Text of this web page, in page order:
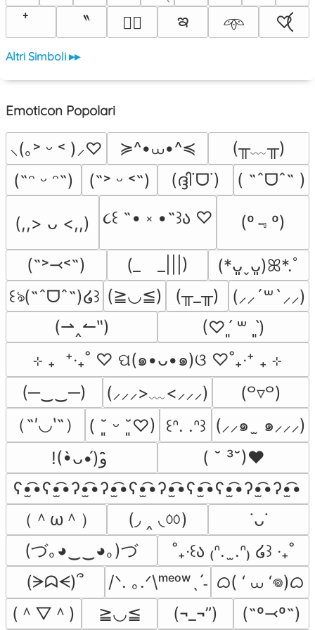
〝
♡⃕ ఇ 𖥸 ♡⃝
Altri Simboli ▸▸
Emoticon Popolari
⸜(｡˃ ᵕ ˂ )⸝♡ ≽^•⩊•^≼
(╥﹏╥)
(˶ᵔ ᵕ ᵔ˶)
(˶˃ ᵕ ˂˶) (ദ്ദി˙ᗜ˙) ( ˶ˆᗜˆ˵ )
(,,> ᴗ <,,) ૮꒰ ˶• ༝ •˶꒱ა ♡ (º﹃º)
(˶˃⤙˂˶) (_　_|||)
(*ᴗ͈ˬᴗ͈)ꕤ*.ﾟ
꒰ঌ(˶ˆᗜˆ˵)໒꒱ (≧◡≦) (╥_╥)
(⸝⸝´꒳`⸝⸝)
(⇀‸↼‶)
(♡ˊ͈ ꒳ ˋ͈)
⊹ ₊  ⁺‧₊˚ ♡ ପ(๑•ᴗ•๑)ଓ ♡˚₊‧⁺ ₊ ⊹
(─‿‿─)
(⸝⸝⸝>﹏<⸝⸝⸝)
(꒪▿꒪)
（˶′◡‵˶）
( ˘͈ ᵕ ˘͈♡) ꒰ᐢ. .ᐢ꒱ (⸝⸝๑  ̫ ๑⸝⸝⸝)
( ˘ ³˘)♥
ʕ•̫͡•ʕ•̫͡•ʔ•̫͡•ʔ•̫͡•ʕ•̫͡•ʔ•̫͡•ʕ•̫͡•ʕ•̫͡•ʔ•̫͡•ʔ•̫͡•
（＾ω＾）
(◞ ‸ ◟ㆀ)
˙ᴗ˙
(づ｡◕‿‿◕｡)づ
˚₊‧꒰ა ₍ᐢ.  ̫.ᐢ₎ ໒꒱ ‧₊˚
(ᗒᗣᗕ)՞
/ᐠ. ｡.ᐟ\ᵐᵉᵒʷˎˊ˗ ᜊ( ‘ ⩊ ‘𖦹)ᜊ
(＾▽＾)
≧◡≦ (¬_¬”) (˶º⤙º˶)